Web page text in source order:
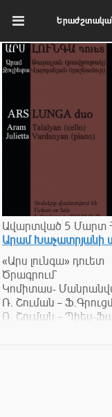
Ավարտված 5 Մարտ
Արամ Խաչատրյանի
«Արս լունգա» դուետ
Ծրագրում`
Կոմիտաս-
Ռ. Շուման –
Ռ. Շուման – Պիես-